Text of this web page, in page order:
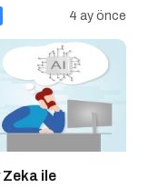
4 ay önce
Zeka ile